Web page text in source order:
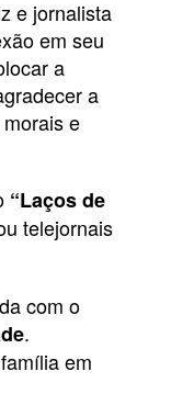
e jornalista
em seu
a
a
e
“Laços de
telejornais
com o
.
em